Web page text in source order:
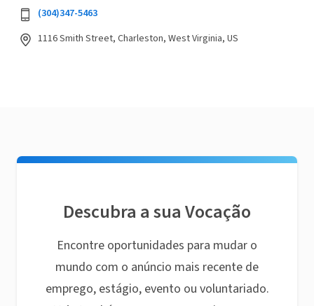
(304)347-5463
1116 Smith Street, Charleston, West Virginia, US
Descubra a sua Vocação
Encontre oportunidades para mudar o
mundo com o anúncio mais recente de
emprego, estágio, evento ou voluntariado.